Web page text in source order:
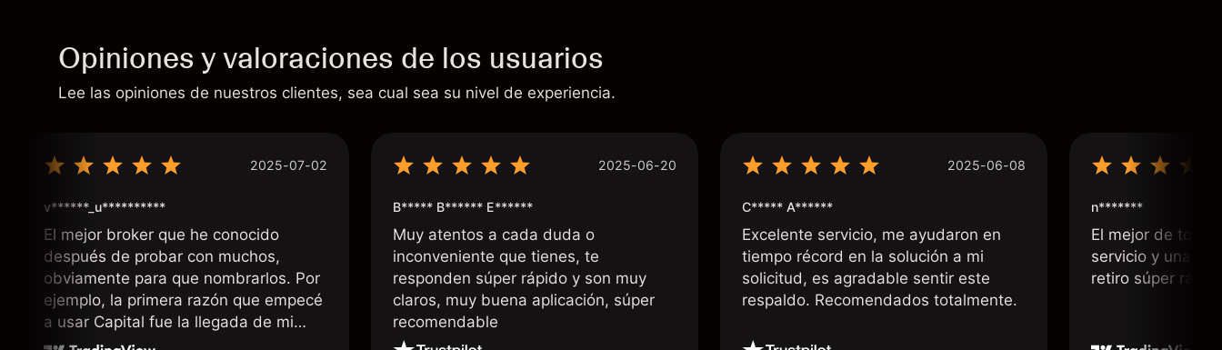
Opiniones y valoraciones de los usuarios
Lee las opiniones de nuestros clientes, sea cual sea su nivel de experiencia.
2025-07-02
v******_u**********
El mejor broker que he conocido
después de probar con muchos,
obviamente para que nombrarlos. Por
ejemplo, la primera razón que empecé
a usar Capital fue la llegada de mi
dinero de inmediato a mi cuenta
2025-06-20
B***** B****** E******
Muy atentos a cada duda o
inconveniente que tienes, te
responden súper rápido y son muy
claros, muy buena aplicación, súper
recomendable
2025-06-08
C***** A******
Excelente servicio, me ayudaron en
tiempo récord en la solución a mi
solicitud, es agradable sentir este
respaldo. Recomendados totalmente.
n*******
El mejor de
servicio y una
retiro súper